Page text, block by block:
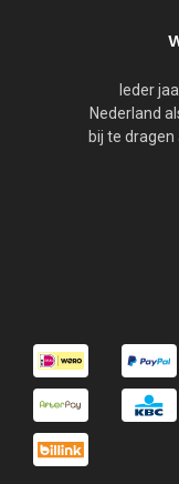
Ieder
Nederland
bij te